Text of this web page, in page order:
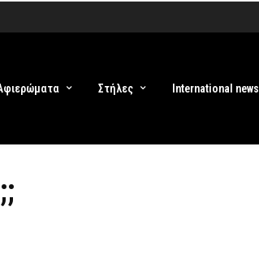
Στήλες International news